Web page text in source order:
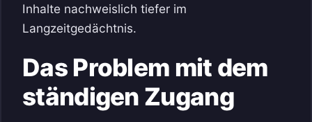
Inhalte nachweislich tiefer im
Langzeitgedächtnis.
Das Problem mit dem
ständigen Zugang